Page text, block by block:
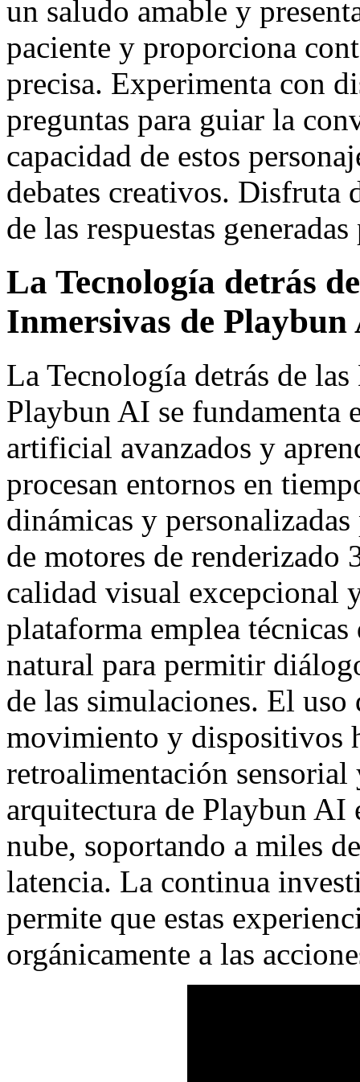
un saludo amable y
paciente y proporciona
precisa. Experimenta con
preguntas para guiar la
capacidad de estos
debates creativos. Disfruta
de las respuestas
La Tecnología detrás
Inmersivas de Playbun
La Tecnología detrás de
Playbun AI se fundamenta
artificial avanzados y
procesan entornos en
dinámicas y
de motores de renderizado
calidad visual excepcional
plataforma emplea
natural para permitir
de las simulaciones. El uso
movimiento y dispositivos
retroalimentación
arquitectura de Playbun AI
nube, soportando a miles
latencia. La continua
permite que estas
orgánicamente a las